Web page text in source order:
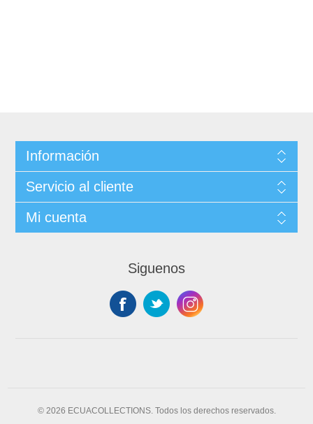
Información
Servicio al cliente
Mi cuenta
Siguenos
© 2026 ECUACOLLECTIONS. Todos los derechos reservados.